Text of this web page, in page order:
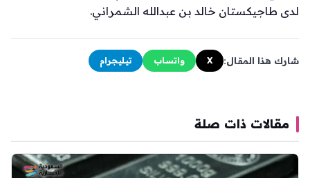
لدى طاجيكستان خالد بن عبدالله الشمراني.
شارك هذا المقال: X واتساب تيليجرام
مقالات ذات صلة